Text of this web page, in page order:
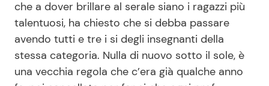
Pubblicità
Privacy Policy
che a dover brillare al serale siano i ragazzi più
talentuosi, ha chiesto che si debba passare
avendo tutti e tre i si degli insegnanti della
stessa categoria. Nulla di nuovo sotto il sole, è
una vecchia regola che c’era già qualche anno